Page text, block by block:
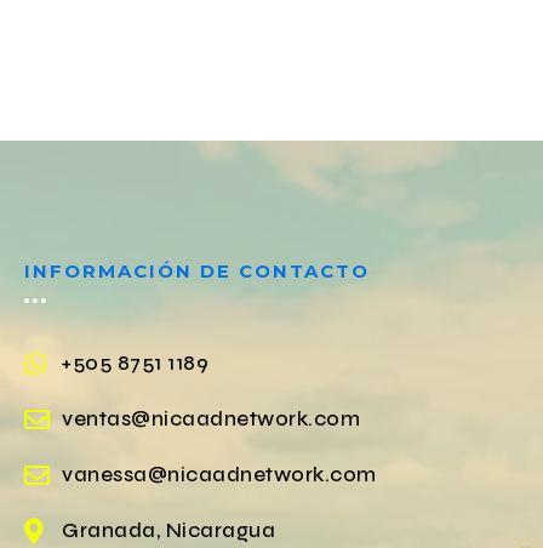
INFORMACIÓN DE CONTACTO
+505 8751 1189
ventas@nicaadnetwork.com
vanessa@nicaadnetwork.com
Granada, Nicaragua